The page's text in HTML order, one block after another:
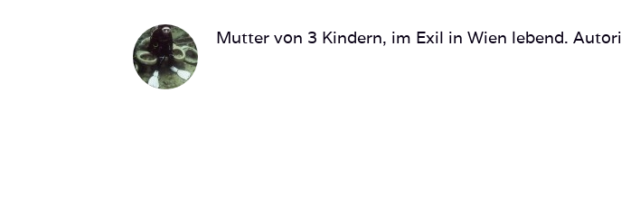
Mutter von 3 Kindern, im Exil in Wien lebend.